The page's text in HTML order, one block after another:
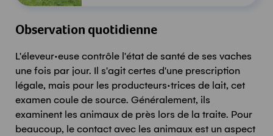
Observation quotidienne
L'éleveur·euse contrôle l'état de santé de ses vaches
une fois par jour. Il s'agit certes d'une prescription
légale, mais pour les producteurs·trices de lait, cet
examen coule de source. Généralement, ils
examinent les animaux de près lors de la traite. Pour
beaucoup, le contact avec les animaux est un aspect